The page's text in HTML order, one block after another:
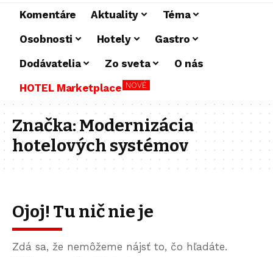
Komentáre Aktuality
Téma
Osobnosti
Hotely
Gastro
Dodávatelia
Zo sveta
O nás
HOTEL Marketplace NOVÉ
Značka:Modernizácia
hotelových systémov
Ojoj! Tu nič nie je
Zdá sa, že nemôžeme nájsť to, čo hľadáte.